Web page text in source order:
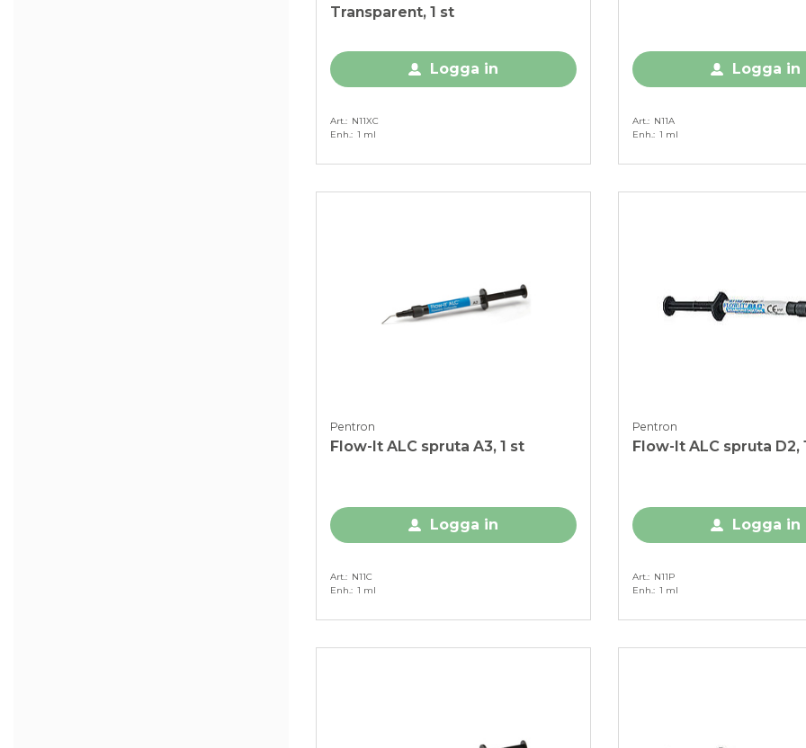
Transparent, 1 st
Logga in
Art.
N11XC
Enh. 1 ml
Logga in
Art.
N11A
Enh. 1 ml
Pentron
Flow-It ALC spruta A3, 1 st
Logga in
Art.
N11C
Enh. 1 ml
Pentron
Flow-It ALC spruta D2,
Logga in
Art.
N11P
Enh. 1 ml